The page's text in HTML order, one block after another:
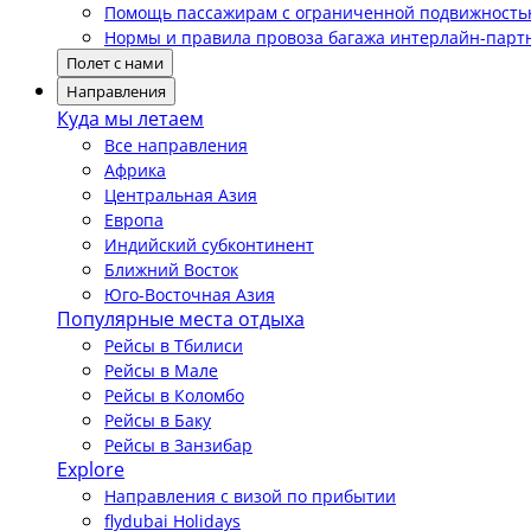
Помощь пассажирам с ограниченной
Нормы и правила провоза багажа интерлайн-
Полет с нами
Направления
Куда мы летаем
Все направления
Африка
Центральная Азия
Европа
Индийский субконтинент
Ближний Восток
Юго-Восточная Азия
Популярные места отдыха
Рейсы в Тбилиси
Рейсы в Мале
Рейсы в Коломбо
Рейсы в Баку
Рейсы в Занзибар
Explore
Направления с визой по прибытии
flydubai Holidays